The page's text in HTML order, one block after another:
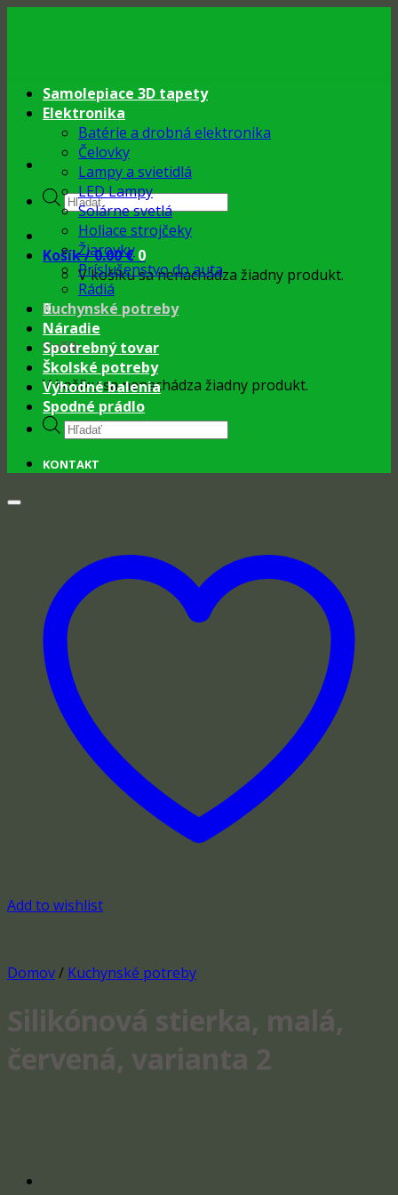
Products
search
Košík /0.00€ 0
V košíku sa nenachádza žiadny produkt.
0
Košík
V košíku sa nenachádza žiadny produkt.
Samolepiace 3D tapety
Elektronika
Batérie a drobná elektronika
Čelovky
Lampy a svietidlá
LED Lampy
Solárne svetlá
Holiace strojčeky
Žiarovky
Príslušenstvo do auta
Rádiá
Kuchynské potreby
Náradie
Spotrebný tovar
Školské potreby
Výhodné balenia
Spodné prádlo
Products
search
KONTAKT
Add to wishlist
Domov/ Kuchynské potreby
Silikónová stierka, malá,
červená, varianta 2